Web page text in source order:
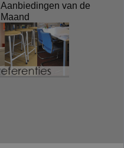
Aanbiedingen van de
Maand